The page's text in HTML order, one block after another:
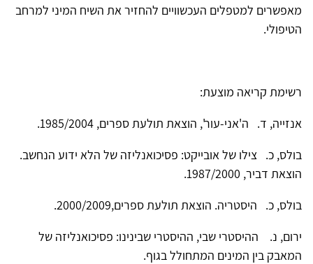
מאפשרים למטפלים העכשוויים להחזיר את השיח המיני למרחב
הטיפולי.
רשימת קריאה מוצעת:
אנזייה, ד. ה'אני-עור', הוצאת תולעת ספרים, 1985/2004.
בולס, כ. צילו של אובייקט: פסיכואנליזה של הלא ידוע הנחשב.
הוצאת דביר, 1987/2000.
בולס, כ. היסטריה. הוצאת תולעת ספרים,2000/2009.
ירום, נ. ההיסטרי שבי, ההיסטרי שבינינו: פסיכואנליזה של
המאבק בין המינים המתחולל בגוף.